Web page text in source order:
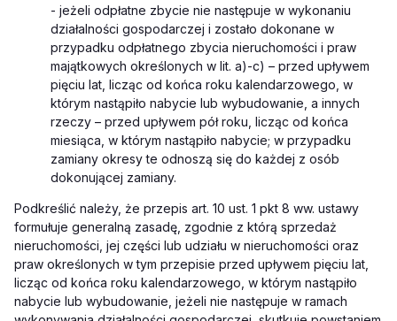
- jeżeli odpłatne zbycie nie następuje w wykonaniu
działalności gospodarczej i zostało dokonane w
przypadku odpłatnego zbycia nieruchomości i praw
majątkowych określonych w lit. a)-c) – przed upływem
pięciu lat, licząc od końca roku kalendarzowego, w
którym nastąpiło nabycie lub wybudowanie, a innych
rzeczy – przed upływem pół roku, licząc od końca
miesiąca, w którym nastąpiło nabycie; w przypadku
zamiany okresy te odnoszą się do każdej z osób
dokonującej zamiany.
Podkreślić należy, że przepis art. 10 ust. 1 pkt 8 ww. ustawy
formułuje generalną zasadę, zgodnie z którą sprzedaż
nieruchomości, jej części lub udziału w nieruchomości oraz
praw określonych w tym przepisie przed upływem pięciu lat,
licząc od końca roku kalendarzowego, w którym nastąpiło
nabycie lub wybudowanie, jeżeli nie następuje w ramach